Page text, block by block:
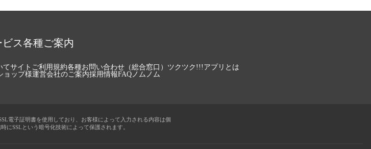
ス各種ご案内
てサイトご利用規約各種お問い合わせ（総合窓口） ツクツク!!!アプリとは
ョップ様運営会社のご案内採用情報FAQノムノム
電子証明書を使用しており、お客様によって入力される内容は個
にSSLという暗号化技術によって保護されます。